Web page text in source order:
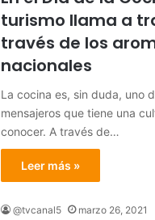
turismo llama a
través de los
nacionales
La cocina es, sin duda, uno
mensajeros que tiene una
conocer. A través de…
Leer más »
@tvcanal5 marzo 26, 2021